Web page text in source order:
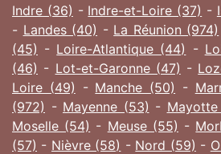
Indre (36) - Indre-et-Loire (37) -
- Landes (40) - La Réunion (974)
(45) - Loire-Atlantique (44) -
(46) - Lot-et-Garonne (47) -
Loire (49) - Manche (50) -
(972) - Mayenne (53) -
Moselle (54) - Meuse (55) -
(57) - Nièvre (58) - Nord (59) -